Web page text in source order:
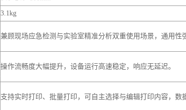
支持USB有线传输、WiFi无线传输